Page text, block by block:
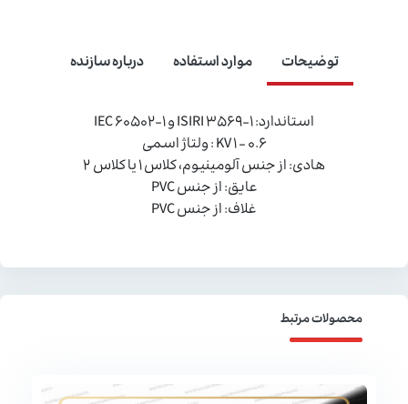
توضیحات موارد استفاده درباره سازنده
استاندارد: ISIRI 3569-1 و IEC 60502-1
0.6 - 1 KV : ولتاژ اسمی
هادی: از جنس آلومینیوم، کلاس 1 یا کلاس 2
عایق: از جنس PVC
غلاف: از جنس PVC
محصولات مرتبط